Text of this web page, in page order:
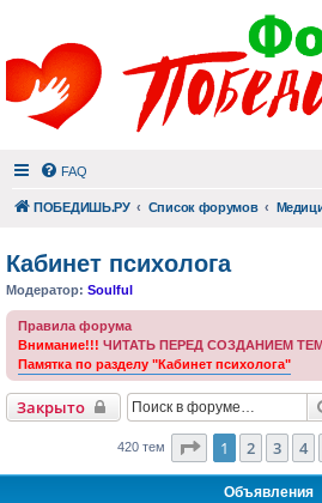
FAQ
ПОБЕДИШЬ.РУ Список форумов
Кабинет психолога
Модератор: Soulful
Правила форума
Внимание!!! ЧИТАТЬ ПЕРЕД СОЗДАНИЕМ
Памятка по разделу "Кабинет психолога"
Закрыто
420 тем Страница из
1 2 3 4
Объявления